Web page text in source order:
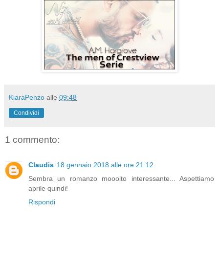
KiaraPenzo alle 09:48
Condividi
1 commento:
Claudia 18 gennaio 2018 alle ore 21:12
Sembra un romanzo mooolto interessante... Aspettiamo
aprile quindi!
Rispondi